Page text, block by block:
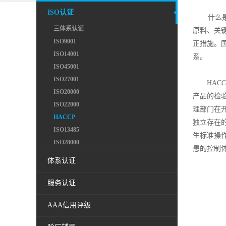
ISO认证
三体系认证
ISO9001
ISO14001
ISO45001
ISO27001
ISO20000
ISO22000
HACCP
ISO13485
ISO28000
体系认证
服务认证
AAA信用评级
什么
原料、关
正措施。
系。
HACCP
产品的检
理部门在
独立存在
生标准操
患的控制